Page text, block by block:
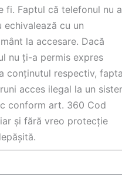
fi. Faptul că telefonul nu
echivalează cu un
la accesare. Dacă
nu ți-a permis expres
conținutul respectiv, fapta
acces ilegal la un
conform art. 360 Cod
și fără vreo protecție